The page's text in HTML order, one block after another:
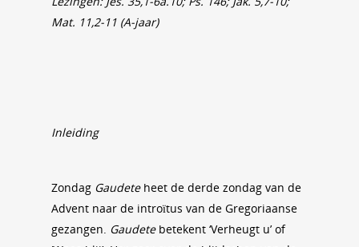
Mat. 11,2-11 (A-jaar)
Inleiding
Zondag Gaudeteheet de derde zondag van de
Advent naar de introïtus van de Gregoriaanse
gezangen. Gaudetebetekent ‘Verheugt u’ of